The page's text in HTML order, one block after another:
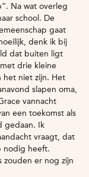
Na wat overleg
school. De
gaat
denk ik bij
dat buiten ligt
drie kleine
het niet zijn. Het
slapen oma,
vannacht
een toekomst als
gedaan. Ik
vraagt, dat
nodig heeft.
zouden er nog zijn